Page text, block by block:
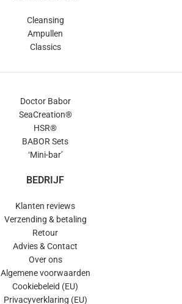
Cleansing
Ampullen
Classics
Doctor Babor
SeaCreation®
HSR®
BABOR Sets
‘Mini-bar’
BEDRIJF
Klanten reviews
Verzending & betaling
Retour
Advies & Contact
Over ons
Algemene voorwaarden
Cookiebeleid (EU)
Privacyverklaring (EU)